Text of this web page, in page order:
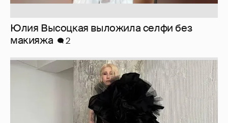
Юлия Высоцкая выложила селфи без
макияжа
2